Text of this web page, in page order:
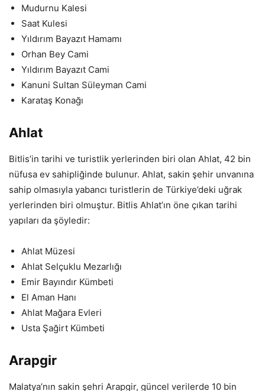
Mudurnu Kalesi
Saat Kulesi
Yıldırım Bayazıt Hamamı
Orhan Bey Cami
Yıldırım Bayazıt Cami
Kanuni Sultan Süleyman Cami
Karataş Konağı
Ahlat
Bitlis’in tarihi ve turistlik yerlerinden biri olan Ahlat, 42 bin
nüfusa ev sahipliğinde bulunur. Ahlat, sakin şehir unvanına
sahip olmasıyla yabancı turistlerin de Türkiye’deki uğrak
yerlerinden biri olmuştur. Bitlis Ahlat’ın öne çıkan tarihi
yapıları da şöyledir:
Ahlat Müzesi
Ahlat Selçuklu Mezarlığı
Emir Bayındır Kümbeti
El Aman Hanı
Ahlat Mağara Evleri
Usta Şağirt Kümbeti
Arapgir
Malatya’nın sakin şehri Arapgir, güncel verilerde 10 bin